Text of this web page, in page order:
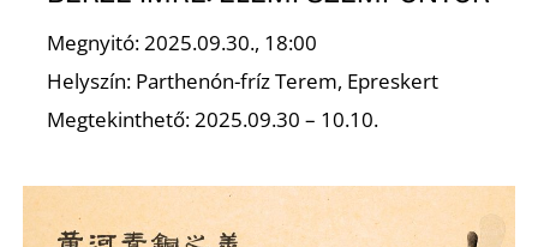
Megnyitó: 2025.09.30., 18:00
Helyszín: Parthenón-fríz Terem, Epreskert
Megtekinthető: 2025.09.30 – 10.10.